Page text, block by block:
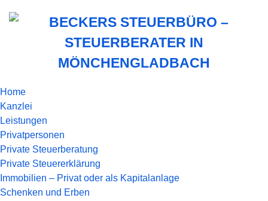
Home
Kanzlei
Leistungen
Privatpersonen
Private Steuerberatung
Private Steuererklärung
Immobilien – Privat oder als Kapitalanlage
Schenken und Erben